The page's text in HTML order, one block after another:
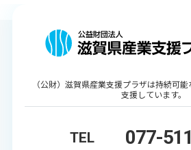
（公財）滋賀県産業支援プラザは持続可
支援しています。
TEL 077-